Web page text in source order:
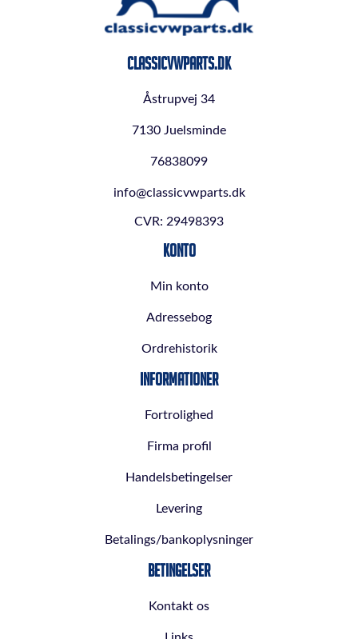
ClassicVWParts.dk
Åstrupvej 34
7130 Juelsminde
76838099
info@classicvwparts.dk
CVR: 29498393
Konto
Min konto
Adressebog
Ordrehistorik
Informationer
Fortrolighed
Firma profil
Handelsbetingelser
Levering
Betalings/bankoplysninger
Betingelser
Kontakt os